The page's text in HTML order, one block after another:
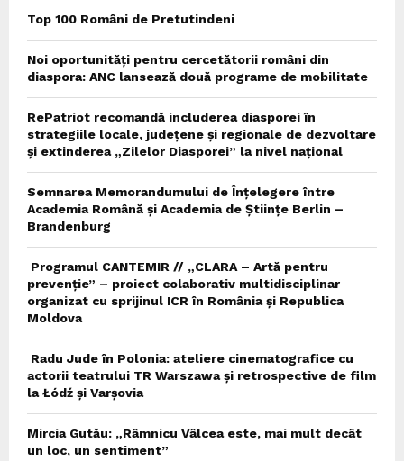
Top 100 Români de Pretutindeni
Noi oportunități pentru cercetătorii români din
diaspora: ANC lansează două programe de mobilitate
RePatriot recomandă includerea diasporei în
strategiile locale, județene și regionale de dezvoltare
și extinderea „Zilelor Diasporei” la nivel național
Semnarea Memorandumului de Înțelegere între
Academia Română și Academia de Științe Berlin –
Brandenburg
Programul CANTEMIR // „CLARA – Artă pentru
prevenție” – proiect colaborativ multidisciplinar
organizat cu sprijinul ICR în România și Republica
Moldova
Radu Jude în Polonia: ateliere cinematografice cu
actorii teatrului TR Warszawa și retrospective de film
la Łódź și Varșovia
Mircia Gutău: „Râmnicu Vâlcea este, mai mult decât
un loc, un sentiment”